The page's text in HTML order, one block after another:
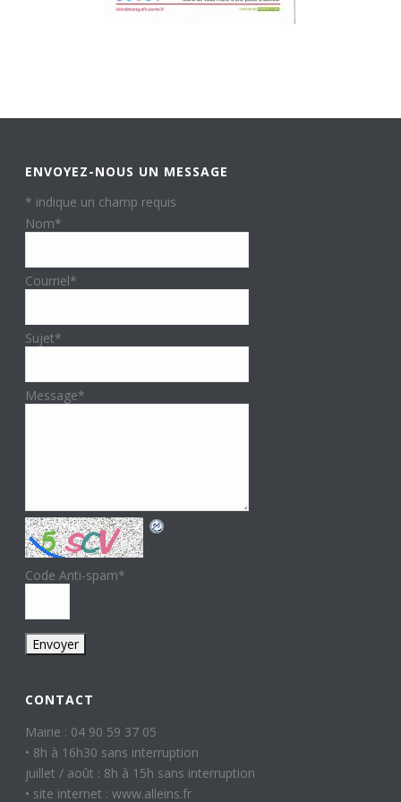
ENVOYEZ-NOUS UN MESSAGE
* indique un champ requis
Nom*
Courriel*
Sujet*
Message*
Code Anti-spam*
CONTACT
Mairie : 04 90 59 37 05
• 8h à 16h30 sans interruption
juillet / août : 8h à 15h sans interruption
• site internet : www.alleins.fr